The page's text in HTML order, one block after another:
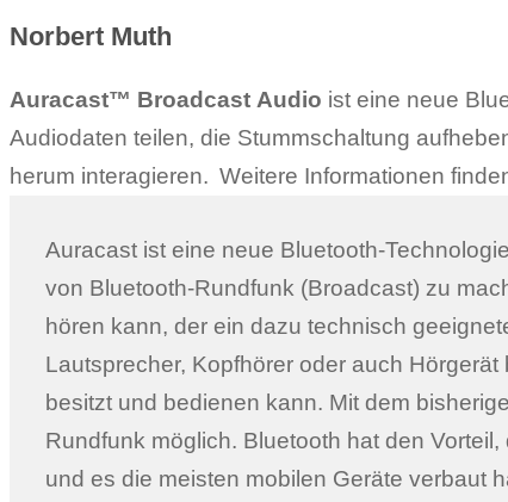
Norbert Muth
Auracast™ Broadcast Audio ist eine neue
Audiodaten teilen, die Stummschaltung
herum interagieren. Weitere Informationen
Auracast ist eine neue Bluetooth-
von Bluetooth-Rundfunk (Broadcast) zu
hören kann, der ein dazu technisch
Lautsprecher, Kopfhörer oder auch Hörgerät
besitzt und bedienen kann. Mit dem
Rundfunk möglich. Bluetooth hat den
und es die meisten mobilen Geräte verbaut
Beschilderungen und Reklametafeln
einem Ton versehen werden können, den
oder Hörsysteme hören kann.
Flughäfen und Fitness-Center
Einkaufscentern eine auf die Person
mit Musik, Information und Werbung
dagegen, wenn jemand für sich persönlich